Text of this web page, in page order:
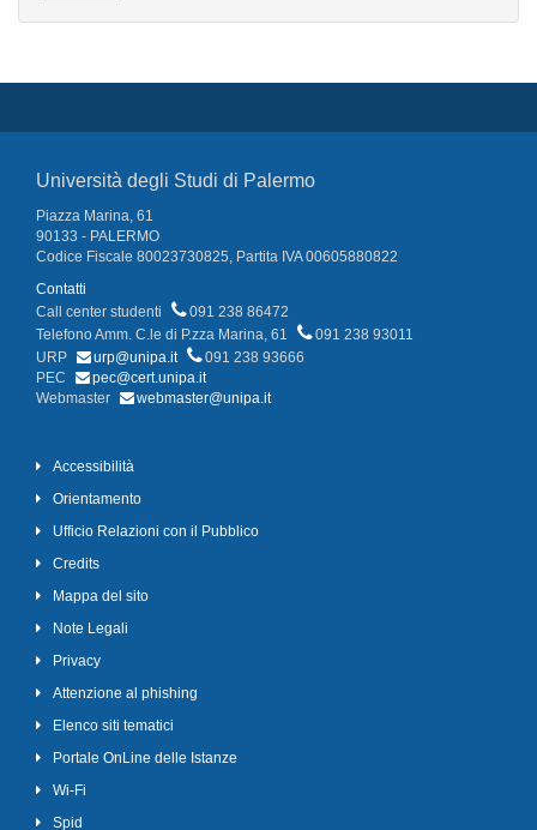
Università degli Studi di Palermo
Piazza Marina, 61
90133 - PALERMO
Codice Fiscale 80023730825, Partita IVA 00605880822
Contatti
Call center studenti
091 238 86472
Telefono Amm. C.le di P.zza Marina, 61
091 238 93011
URP
urp@unipa.it
091 238 93666
PEC
pec@cert.unipa.it
Webmaster
webmaster@unipa.it
Accessibilità
Orientamento
Ufficio Relazioni con il Pubblico
Credits
Mappa del sito
Note Legali
Privacy
Attenzione al phishing
Elenco siti tematici
Portale OnLine delle Istanze
Wi-Fi
Spid